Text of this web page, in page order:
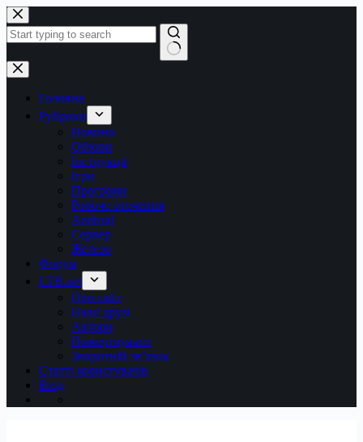
Перейти
до
вмісту
Немає
результатів
Головна
Рубрики
Новини
Обзори
Інструкції
Ігри
Програми
Робоче оточення
Android
Сервер
Железо
Форум
LTB.net
Про сайт
Наші друзі
Автори
Пожертвувати
Зворотній зв’язок
Статті користувачів
Вхід